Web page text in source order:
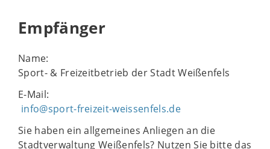
Empfänger
Name:
Sport- & Freizeitbetrieb der Stadt Weißenfels
E-Mail:
info@sport-freizeit-weissenfels.de
Sie haben ein allgemeines Anliegen an die
Stadtverwaltung Weißenfels? Nutzen Sie bitte das